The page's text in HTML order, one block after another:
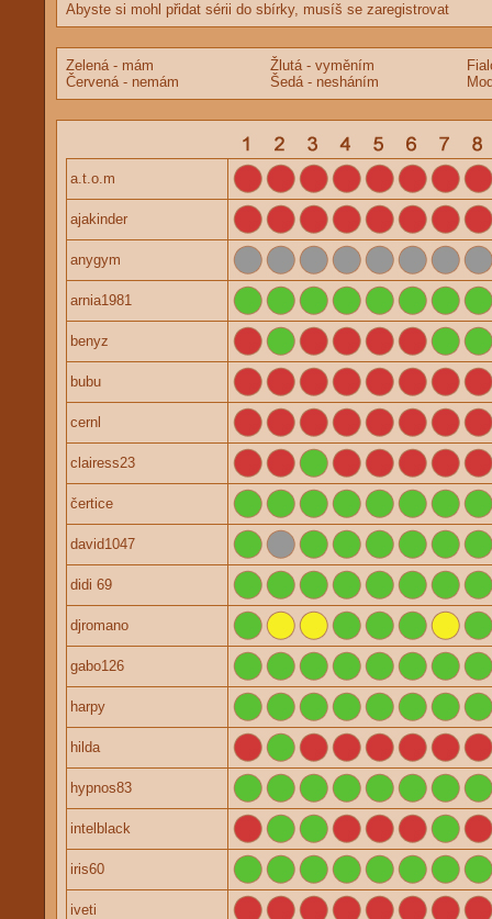
Abyste si mohl přidat sérii do sbírky, musíš se zaregistrovat
Zelená - mám
Červená - nemám
Žlutá - vyměním
Šedá - nesháním
a.t.o.m
ajakinder
anygym
arnia1981
benyz
bubu
cernl
clairess23
čertice
david1047
didi 69
djromano
gabo126
harpy
hilda
hypnos83
intelblack
iris60
iveti